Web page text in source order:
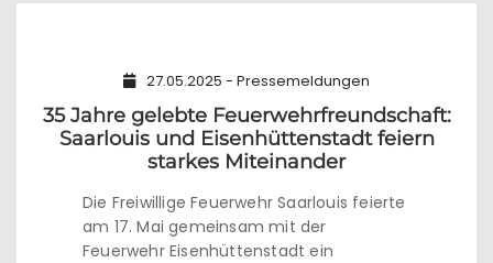
27.05.2025 - Pressemeldungen
35 Jahre gelebte Feuerwehrfreundschaft:
Saarlouis und Eisenhüttenstadt feiern
starkes Miteinander
Die Freiwillige Feuerwehr Saarlouis feierte
am 17. Mai gemeinsam mit der
Feuerwehr Eisenhüttenstadt ein